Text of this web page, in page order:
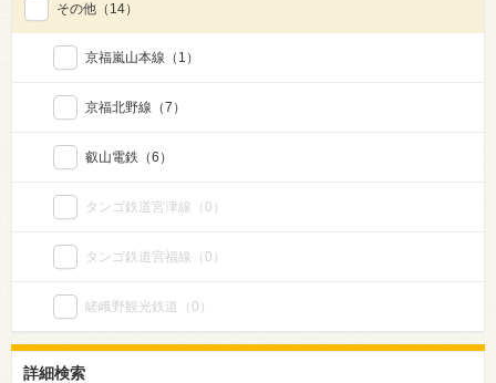
その他 （14）
京福嵐山本線 （1）
京福北野線 （7）
叡山電鉄 （6）
タンゴ鉄道宮津線 （0）
タンゴ鉄道宮福線 （0）
嵯峨野観光鉄道 （0）
詳細検索